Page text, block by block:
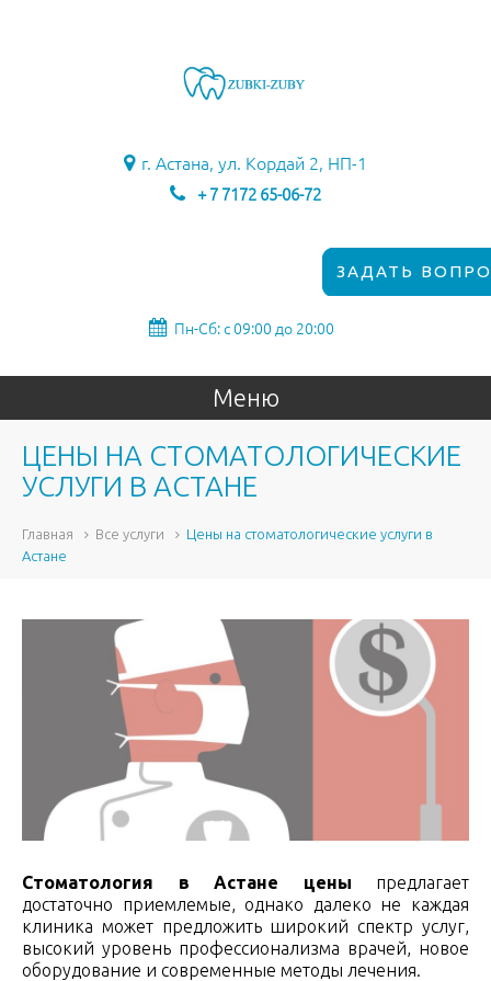
г. Астана, ул. Кордай 2, НП-1
+ 7 7172 65-06-72
ЗАДАТЬ
Пн-Сб: с 09:00 до 20:00
Меню
ЦЕНЫ НА СТОМАТОЛОГИЧЕСКИЕ
УСЛУГИ В АСТАНЕ
Главная Все услуги
Цены на стоматологические услуги в
Астане
Стоматология в Астане цены предлагает
достаточно приемлемые, однако далеко не каждая
клиника может предложить широкий спектр услуг,
высокий уровень профессионализма врачей, новое
оборудование и современные методы лечения.